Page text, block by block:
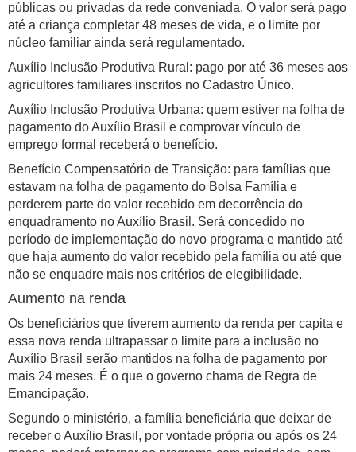
públicas ou privadas da rede conveniada. O valor será pago
até a criança completar 48 meses de vida, e o limite por
núcleo familiar ainda será regulamentado.
Auxílio Inclusão Produtiva Rural: pago por até 36 meses aos
agricultores familiares inscritos no Cadastro Único.
Auxílio Inclusão Produtiva Urbana: quem estiver na folha de
pagamento do Auxílio Brasil e comprovar vínculo de
emprego formal receberá o benefício.
Benefício Compensatório de Transição: para famílias que
estavam na folha de pagamento do Bolsa Família e
perderem parte do valor recebido em decorrência do
enquadramento no Auxílio Brasil. Será concedido no
período de implementação do novo programa e mantido até
que haja aumento do valor recebido pela família ou até que
não se enquadre mais nos critérios de elegibilidade.
Aumento na renda
Os beneficiários que tiverem aumento da renda per capita e
essa nova renda ultrapassar o limite para a inclusão no
Auxílio Brasil serão mantidos na folha de pagamento por
mais 24 meses. É o que o governo chama de Regra de
Emancipação.
Segundo o ministério, a família beneficiária que deixar de
receber o Auxílio Brasil, por vontade própria ou após os 24